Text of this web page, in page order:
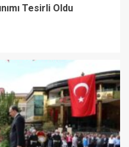
Tesirli Oldu